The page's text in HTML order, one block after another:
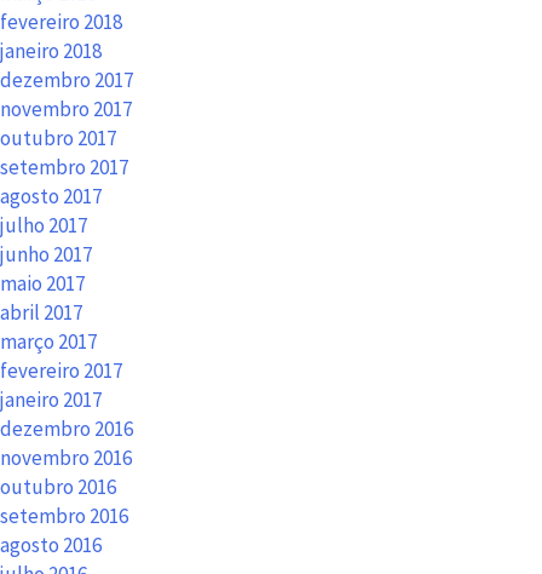
fevereiro 2018
janeiro 2018
dezembro 2017
novembro 2017
outubro 2017
setembro 2017
agosto 2017
julho 2017
junho 2017
maio 2017
abril 2017
março 2017
fevereiro 2017
janeiro 2017
dezembro 2016
novembro 2016
outubro 2016
setembro 2016
agosto 2016